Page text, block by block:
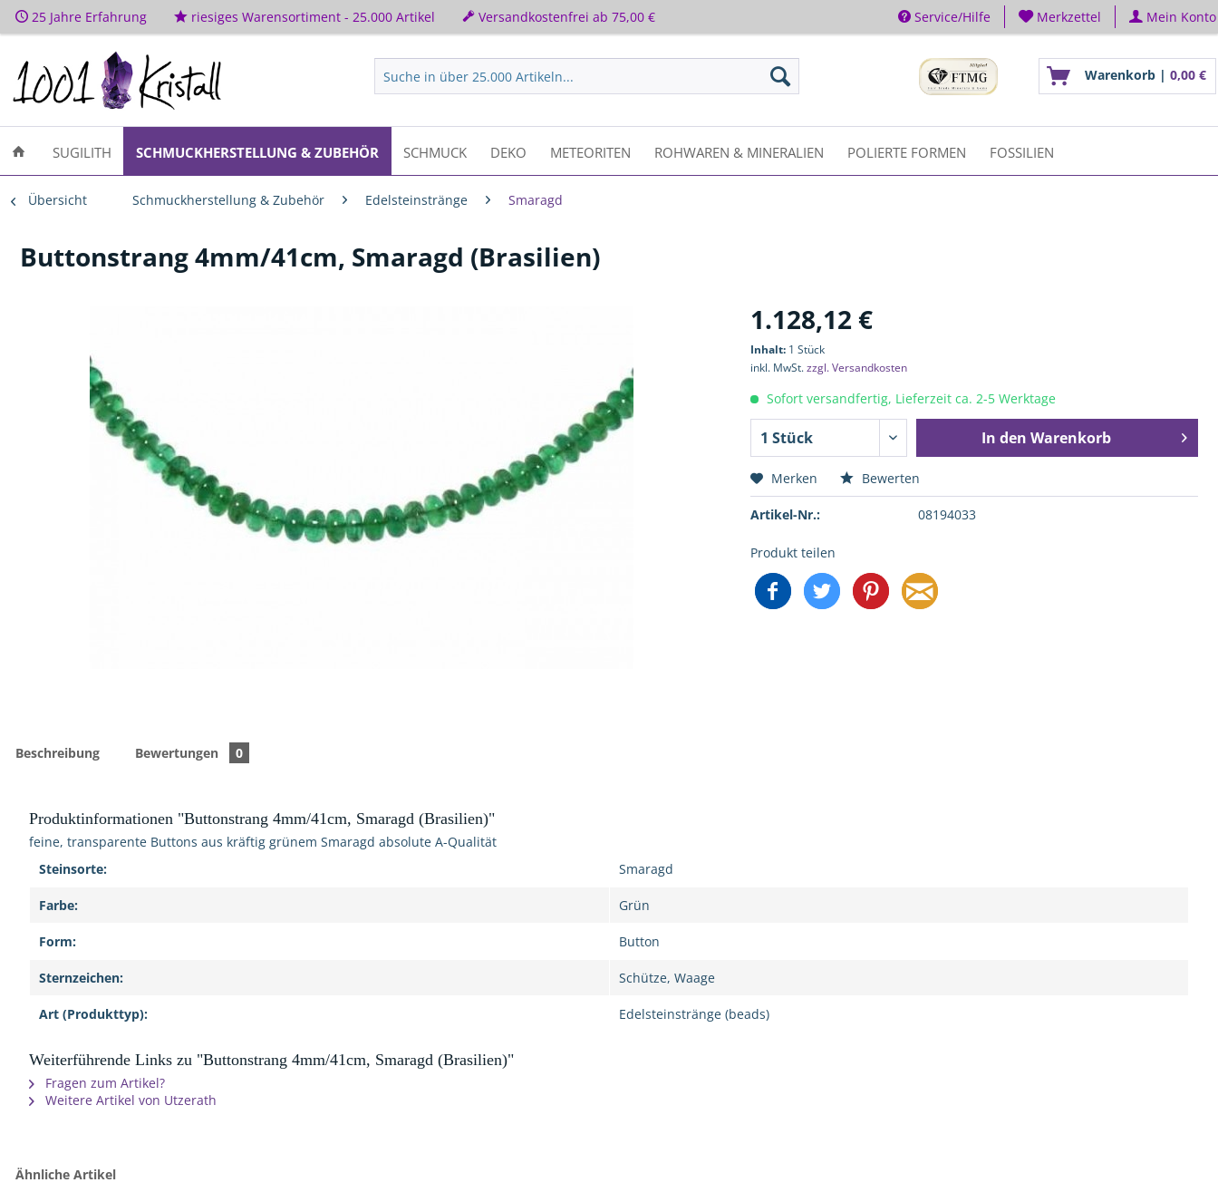
25 Jahre Erfahrung riesiges Warensortiment - 25.000 Artikel Versandkostenfrei ab 75,00 € Service/Hilfe Merkzettel Mein Konto
Warenkorb | 0,00 €
SUGILITH SCHMUCKHERSTELLUNG & ZUBEHÖR SCHMUCK DEKO METEORITEN ROHWAREN & MINERALIEN POLIERTE FORMEN FOSSILIEN
Übersicht Schmuckherstellung & Zubehör Edelsteinstränge Smaragd
Buttonstrang 4mm/41cm, Smaragd (Brasilien)
1.128,12 €
Inhalt: 1 Stück
inkl. MwSt.zzgl. Versandkosten
Sofort versandfertig, Lieferzeit ca. 2-5 Werktage
In den Warenkorb
Merken Bewerten
Artikel-Nr.: 08194033
Produkt teilen
Beschreibung Bewertungen 0
Produktinformationen "Buttonstrang 4mm/41cm, Smaragd (Brasilien)"
feine, transparente Buttons aus kräftig grünem Smaragd absolute A-Qualität
Steinsorte:
Smaragd
Farbe: Grün
Form: Button
Sternzeichen: Schütze, Waage
Art (Produkttyp): Edelsteinstränge (beads)
Weiterführende Links zu "Buttonstrang 4mm/41cm, Smaragd (Brasilien)"
Fragen zum Artikel?
Weitere Artikel von Utzerath
Ähnliche Artikel